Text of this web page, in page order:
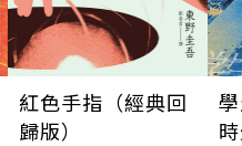
紅色手指（經典回
歸版）